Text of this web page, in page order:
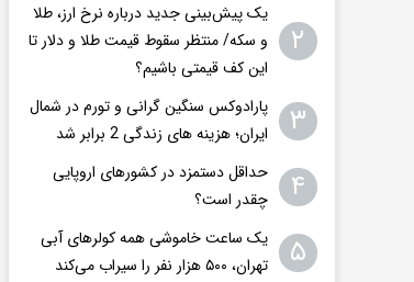
۲
یک پیش‌بینی جدید درباره نرخ ارز، طلا
و سکه/ منتظر سقوط قیمت طلا و دلار تا
این کف قیمتی باشیم؟
۳
پارادوکس سنگین گرانی و تورم در شمال
ایران؛ هزینه های زندگی 2 برابر ‌شد
۴
حداقل دستمزد در کشورهای اروپایی
چقدر است؟
۵
یک ساعت خاموشی همه کولرهای آبی
تهران، ۵۰۰ هزار نفر را سیراب می‌کند